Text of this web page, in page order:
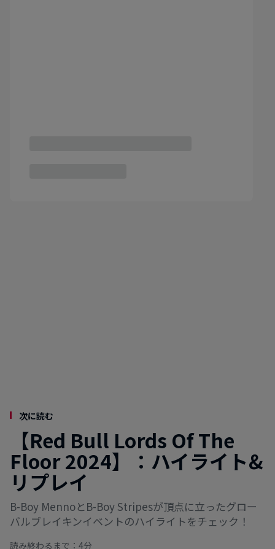
次に読む
【Red Bull Lords Of The
Floor 2024】：ハイライト&
リプレイ
B-Boy MennoとB-Boy Stripesが頂点に立ったグロー
バルブレイキンイベントのハイライトをチェック！
読み終わるまで：4分